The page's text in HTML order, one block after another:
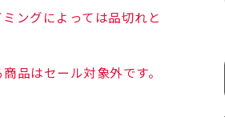
ングによっては品切れと
品はセール対象外です。